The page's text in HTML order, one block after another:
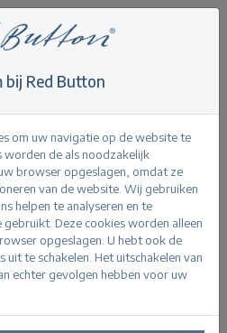
Co/Linen
bij Red Button
om uw navigatie op de website te
worden de als noodzakelijk
browser opgeslagen, omdat ze
van de website. Wij gebruiken
helpen te analyseren en te
Deze cookies worden alleen
opgeslagen. U hebt ook de
te schakelen. Het uitschakelen van
echter gevolgen hebben voor uw